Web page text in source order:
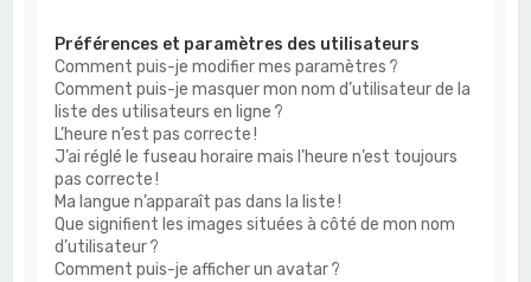
Préférences et paramètres des utilisateurs
Comment puis-je modifier mes paramètres ?
Comment puis-je masquer mon nom d’utilisateur de la
liste des utilisateurs en ligne ?
L’heure n’est pas correcte !
J’ai réglé le fuseau horaire mais l’heure n’est toujours
pas correcte !
Ma langue n’apparaît pas dans la liste !
Que signifient les images situées à côté de mon nom
d’utilisateur ?
Comment puis-je afficher un avatar ?